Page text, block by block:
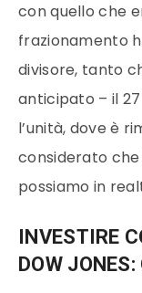
con quello che
frazionamento
divisore, tanto
anticipato – il
l’unità, dove è
considerato che
possiamo in
INVESTIRE
DOW